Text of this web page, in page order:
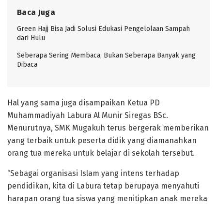
Baca Juga
Green Hajj Bisa Jadi Solusi Edukasi Pengelolaan Sampah
dari Hulu
Seberapa Sering Membaca, Bukan Seberapa Banyak yang
Dibaca
Hal yang sama juga disampaikan Ketua PD
Muhammadiyah Labura Al Munir Siregas BSc.
Menurutnya, SMK Mugakuh terus bergerak memberikan
yang terbaik untuk peserta didik yang diamanahkan
orang tua mereka untuk belajar di sekolah tersebut.
“Sebagai organisasi Islam yang intens terhadap
pendidikan, kita di Labura tetap berupaya menyahuti
harapan orang tua siswa yang menitipkan anak mereka